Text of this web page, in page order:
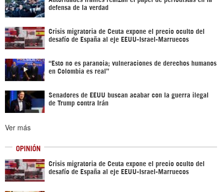
defensa de la verdad
Crisis migratoria de Ceuta expone el precio oculto del
desafío de España al eje EEUU-Israel-Marruecos
“Esto no es paranoia; vulneraciones de derechos humanos
en Colombia es real”
Senadores de EEUU buscan acabar con la guerra ilegal
de Trump contra Irán
Ver más
OPINIÓN
Crisis migratoria de Ceuta expone el precio oculto del
desafío de España al eje EEUU-Israel-Marruecos